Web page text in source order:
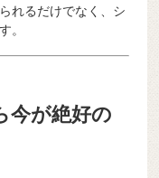
れるだけでなく、シ
。
今が絶好の